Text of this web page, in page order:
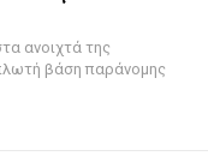
ανοιχτά της
βάση παράνομης